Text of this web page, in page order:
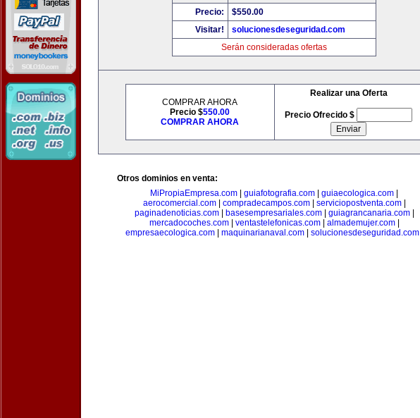
Precio:
$550.00
Visitar!
solucionesdeseguridad.com
Serán consideradas ofertas
COMPRAR AHORA
Precio $550.00
COMPRAR AHORA
Realizar una Oferta
Precio Ofrecido $
Otros dominios en venta:
MiPropiaEmpresa.com
guiafotografia.com guiaecologica.com
aerocomercial.com| compradecampos.com| serviciopostventa.com|
paginadenoticias.com| basesempresariales.com| guiagrancanaria.com|
mercadocoches.com| ventastelefonicas.com| almademujer.com|
empresaecologica.com| maquinarianaval.com| solucionesdeseguridad.com|